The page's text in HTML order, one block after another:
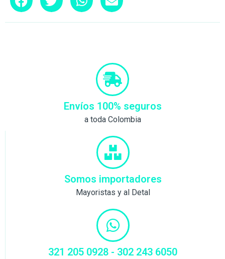
Envíos 100% seguros
a toda Colombia
Somos importadores
Mayoristas y al Detal
321 205 0928 - 302 243 6050